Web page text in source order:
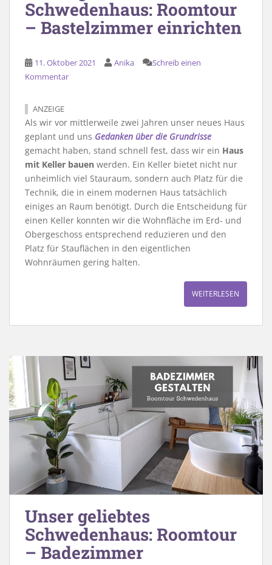
Schwedenhaus: Roomtour
– Bastelzimmer einrichten
11. Oktober 2021 Anika
Schreib einen
Kommentar
ANZEIGE
Als wir vor mittlerweile zwei Jahren unser neues Haus
geplant und uns Gedanken über die Grundrisse
gemacht haben, stand schnell fest, dass wir ein Haus
mit Keller bauen werden. Ein Keller bietet nicht nur
unheimlich viel Stauraum, sondern auch Platz für die
Technik, die in einem modernen Haus tatsächlich
einiges an Raum benötigt. Durch die Entscheidung für
einen Keller konnten wir die Wohnfläche im Erd- und
Obergeschoss entsprechend reduzieren und den
Platz für Stauflächen in den eigentlichen
Wohnräumen gering halten.
WEITERLESEN
Unser geliebtes
Schwedenhaus: Roomtour
– Badezimmer